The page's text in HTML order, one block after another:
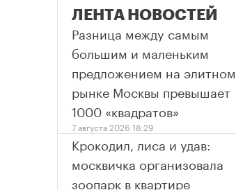
ЛЕНТА НОВОСТЕЙ
Разница между самым
большим и маленьким
предложением на элитном
рынке Москвы превышает
1000 «квадратов»
7 августа 2026 18:29
Крокодил, лиса и удав:
москвичка организовала
зоопарк в квартире